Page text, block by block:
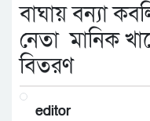
বাঘায় বন্যা
নেতা মানিক
বিতরণ
editor